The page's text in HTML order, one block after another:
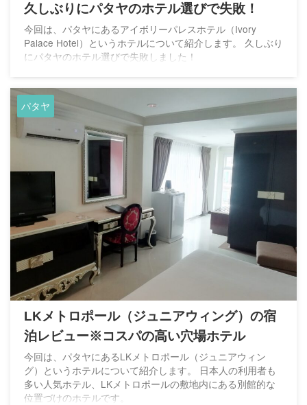
久しぶりにパタヤのホテル選びで失敗！
今回は、パタヤにあるアイボリーパレスホテル（Ivory
Palace Hotel）というホテルについて紹介します。 久しぶり
にパタヤのホテル選びで失敗しました！
パタヤ
LKメトロポール（ジュニアウィング）の宿
泊レビュー※コスパの高い穴場ホテル
今回は、パタヤにあるLKメトロポール（ジュニアウィン
グ）というホテルについて紹介します。 日本人の利用者も
多い人気ホテル、LKメトロポールの敷地内にある別館的な
位置づけのホテルです。